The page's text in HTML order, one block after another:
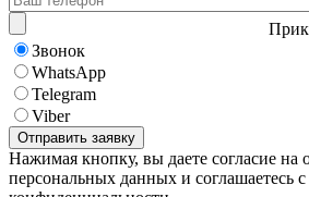
Звонок
WhatsApp
Telegram
Viber
Нажимая кнопку, вы даете согласие на
персональных данных и соглашаетесь